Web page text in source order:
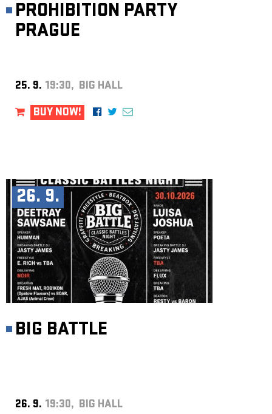
PROHIBITION PARTY
PRAGUE
25. 9. 19:30, BIG HALL
BUY NOW!
26. 9.
BIG BATTLE
26. 9. 19:30, BIG HALL